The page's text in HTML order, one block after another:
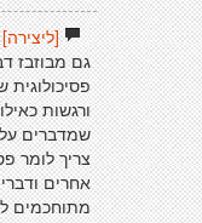
[ליצירה]
גם מבוזבז
ורגשות
שמדברים
צריך לומר
אחרים
מתוחכמים